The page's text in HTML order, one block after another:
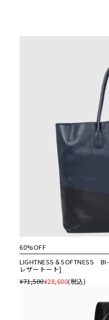
60%OFF
LIGHTNESS＆SOFTNESS
レザートート]
¥71,500¥28,600(税込)